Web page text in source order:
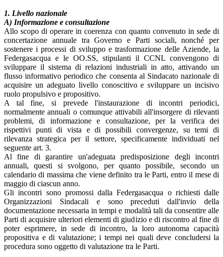
1. Livello nazionale
A) Informazione e consultazione
Allo scopo di operare in coerenza con quanto convenuto in sede di
concertazione annuale tra Governo e Parti sociali, nonché per
sostenere i processi di sviluppo e trasformazione delle Aziende, la
Federgasacqua e le OO.SS, stipulanti il CCNL convengono di
sviluppare il sistema di relazioni industriali in atto, attivando un
flusso informativo periodico che consenta al Sindacato nazionale di
acquisire un adeguato livello conoscitivo e sviluppare un incisivo
ruolo propulsivo e propositivo.
A tal fine, si prevede l'instaurazione di incontri periodici,
normalmente annuali o comunque attivabili all'insorgere di rilevanti
problemi, di informazione e consultazione, per la verifica dei
rispettivi punti di vista e di possibili convergenze, su temi di
rilevanza strategica per il settore, specificamente individuati nel
seguente art. 3.
Al fine di garantire un'adeguata predisposizione degli incontri
annuali, questi si svolgono, per quanto possibile, secondo un
calendario di massima che viene definito tra le Parti, entro il mese di
maggio di ciascun anno.
Gli incontri sono promossi dalla Federgasacqua o richiesti dalle
Organizzazioni Sindacali e sono preceduti dall'invio della
documentazione necessaria in tempi e modalità tali da consentire alle
Parti di acquisire ulteriori elementi di giudizio e di riscontro al fine di
poter esprimere, in sede di incontro, la loro autonoma capacità
propositiva e di valutazione; i tempi nei quali deve concludersi la
procedura sono oggetto di valutazione tra le Parti.